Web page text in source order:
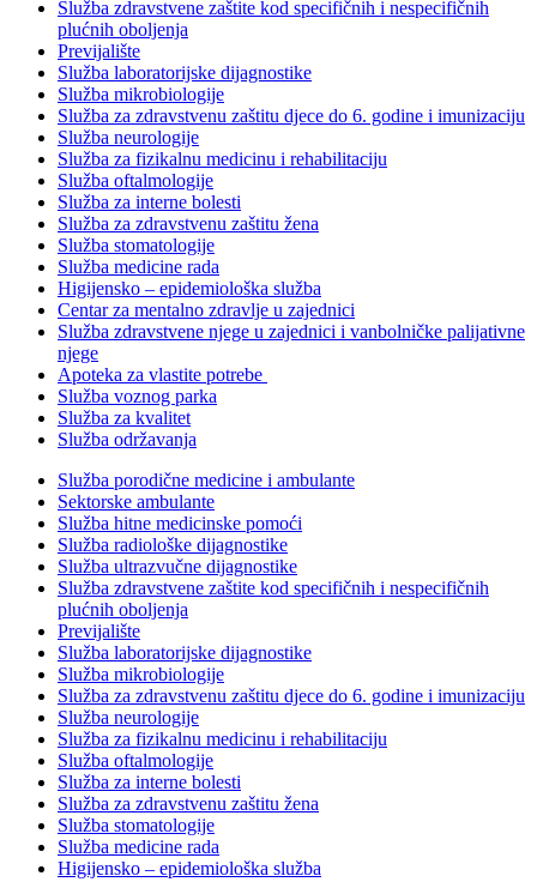
Služba zdravstvene zaštite kod specifičnih i nespecifičnih
plućnih oboljenja
Previjalište
Služba laboratorijske dijagnostike
Služba mikrobiologije
Služba za zdravstvenu zaštitu djece do 6. godine i imunizaciju
Služba neurologije
Služba za fizikalnu medicinu i rehabilitaciju
Služba oftalmologije
Služba za interne bolesti
Služba za zdravstvenu zaštitu žena
Služba stomatologije
Služba medicine rada
Higijensko – epidemiološka služba
Centar za mentalno zdravlje u zajednici
Služba zdravstvene njege u zajednici i vanbolničke palijativne
njege
Apoteka za vlastite potrebe
Služba voznog parka
Služba za kvalitet
Služba održavanja
Služba porodične medicine i ambulante
Sektorske ambulante
Služba hitne medicinske pomoći
Služba radiološke dijagnostike
Služba ultrazvučne dijagnostike
Služba zdravstvene zaštite kod specifičnih i nespecifičnih
plućnih oboljenja
Previjalište
Služba laboratorijske dijagnostike
Služba mikrobiologije
Služba za zdravstvenu zaštitu djece do 6. godine i imunizaciju
Služba neurologije
Služba za fizikalnu medicinu i rehabilitaciju
Služba oftalmologije
Služba za interne bolesti
Služba za zdravstvenu zaštitu žena
Služba stomatologije
Služba medicine rada
Higijensko – epidemiološka služba